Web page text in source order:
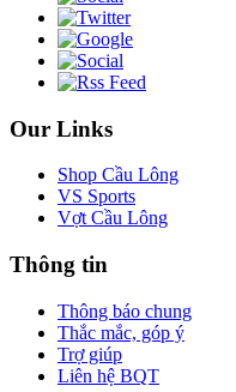
Our Links
Shop Cầu Lông
VS Sports
Vợt Cầu Lông
Thông tin
Thông báo chung
Thắc mắc, góp ý
Trợ giúp
Liên hệ BQT